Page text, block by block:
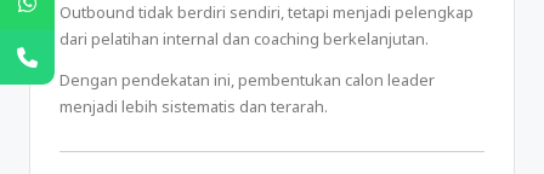
Outbound tidak berdiri sendiri, tetapi menjadi pelengkap
dari pelatihan internal dan coaching berkelanjutan.
Dengan pendekatan ini, pembentukan calon leader
menjadi lebih sistematis dan terarah.